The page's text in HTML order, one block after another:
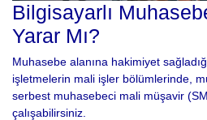
Bilgisayarlı
Yarar Mı?
Muhasebe alanına hakimiyet
işletmelerin mali işler bölümlerinde,
serbest muhasebeci mali müşavir
çalışabilirsiniz.